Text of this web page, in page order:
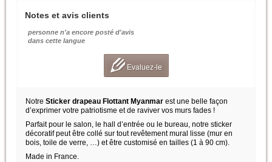
Notes et avis clients
personne n'a encore posté d'avis
dans cette langue
Evaluez-le
Notre Sticker drapeau Flottant Myanmar est une belle façon
d’exprimer votre patriotisme et de raviver vos murs fades !
Parfait pour le salon, le hall d’entrée ou le bureau, notre sticker
décoratif peut être collé sur tout revêtement mural lisse (mur en
bois, toile de verre, …) et être customisé en tailles (1 à 90 cm).
Made in France.